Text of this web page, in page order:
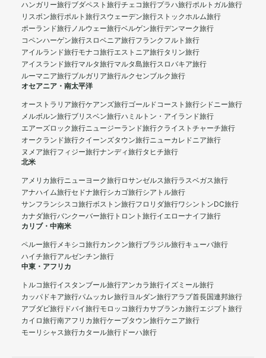
ハンガリー旅行ブダペスト旅行チェコ旅行プラハ旅行ポルトガル旅行
リスボン旅行ポルト旅行スウェーデン旅行ストックホルム旅行
ポーランド旅行ノルウェー旅行ベルゲン旅行デンマーク旅行
コペンハーゲン旅行スロベニア旅行フランクフルト旅行
アイルランド旅行モナコ旅行エストニア旅行タリン旅行
アイスランド旅行マルタ旅行マルタ島旅行スロバキア旅行
ルーマニア旅行ブルガリア旅行ルクセンブルク旅行
オセアニア・南太平洋
オーストラリア旅行ケアンズ旅行ゴールドコースト旅行シドニー旅行
メルボルン旅行ブリスベン旅行ハミルトン・アイランド旅行
エアーズロック旅行ニュージーランド旅行クライストチャーチ旅行
オークランド旅行クイーンズタウン旅行ニューカレドニア旅行
ヌメア旅行フィジー旅行ナンディ旅行タヒチ旅行
北米
アメリカ旅行ニューヨーク旅行ロサンゼルス旅行ラスベガス旅行
アナハイム旅行セドナ旅行シカゴ旅行シアトル旅行
サンフランシスコ旅行ボストン旅行フロリダ旅行ワシントンDC旅行
カナダ旅行バンクーバー旅行 トロント旅行イエローナイフ旅行
カリブ・中南米
ペルー旅行メキシコ旅行カンクン旅行ブラジル旅行キューバ旅行
ハイチ旅行アルゼンチン旅行
中東・アフリカ
トルコ旅行イスタンブール旅行アンカラ旅行イズミール旅行
カッパドキア旅行パムッカレ旅行ヨルダン旅行アラブ首長国連邦旅行
アブダビ旅行 ドバイ旅行モロッコ旅行カサブランカ旅行エジプト旅行
カイロ旅行南アフリカ旅行ケープタウン旅行ケニア旅行
モーリシャス旅行カタール旅行 ドーハ旅行